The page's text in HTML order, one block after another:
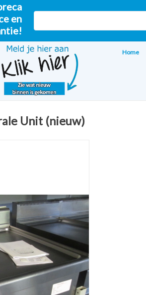
en
Home
Unit (nieuw)